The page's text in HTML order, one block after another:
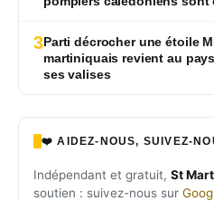
3Parti décrocher une étoile
martiniquais revient au
ses valises
❤️ AIDEZ-NOUS, SUIVEZ-
Indépendant et gratuit, St
soutien : suivez-nous sur